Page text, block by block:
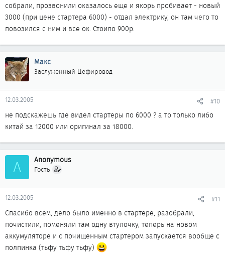
собрали, прозвонили оказалось еще и якорь пробивает - новый
3000 (при цене стартера 6000) - отдал электрику, он там чего то
повозился с ним и все ок. Стоило 900р.
Макс
Заслуженный Цефировод
12.03.2005 #10
не подскажешь где видел стартеры по 6000 ? а то только либо
китай за 12000 или оригинал за 18000.
A Anonymous
Гость
12.03.2005 #11
Спасибо всем, дело было именно в стартере, разобрали,
почистили, поменяли там одну втулочку, теперь на новом
аккумуляторе и с почищенным стартером запускается вообще с
полпинка (тьфу тьфу тьфу)